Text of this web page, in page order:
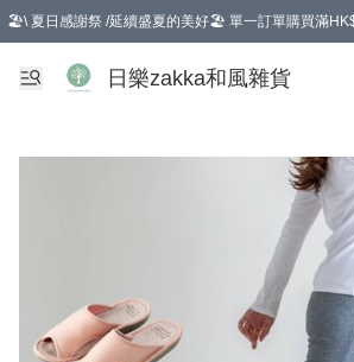
🏖️\ 夏日感謝祭 /延續盛夏的美好🏖️ 單一訂單購買滿
選擇GoGoX住宅/工商地址配送，單一訂單消費購物
日樂zakka和風雜貨